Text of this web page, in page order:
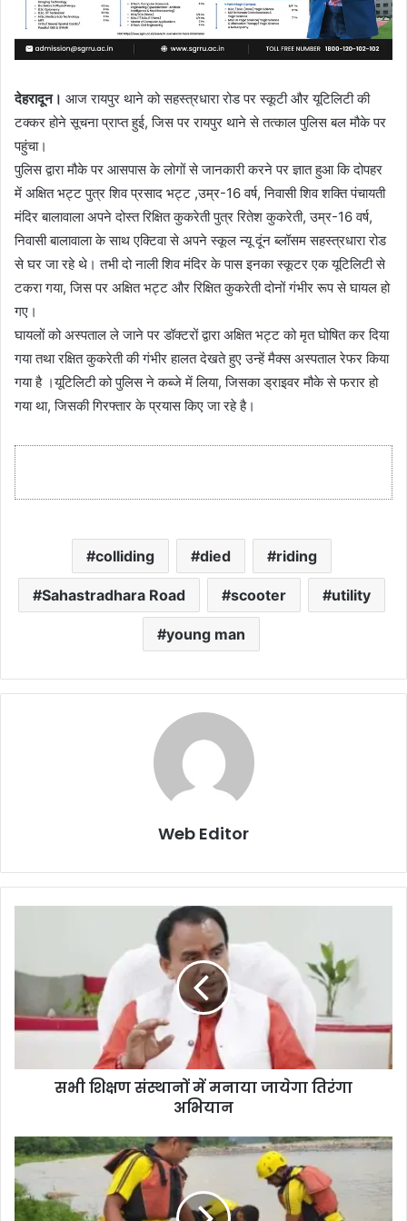
देहरादून। आज रायपुर थाने को सहस्त्रधारा रोड पर स्कूटी और यूटिलिटी की
टक्कर होने सूचना प्राप्त हुई, जिस पर रायपुर थाने से तत्काल पुलिस बल मौके पर
पहुंचा।
पुलिस द्वारा मौके पर आसपास के लोगों से जानकारी करने पर ज्ञात हुआ कि दोपहर
में अक्षित भट्ट पुत्र शिव प्रसाद भट्ट ,उम्र-16 वर्ष, निवासी शिव शक्ति पंचायती
मंदिर बालावाला अपने दोस्त रिक्षित कुकरेती पुत्र रितेश कुकरेती, उम्र-16 वर्ष,
निवासी बालावाला के साथ एक्टिवा से अपने स्कूल न्यू दूंन ब्लॉसम सहस्त्रधारा रोड
से घर जा रहे थे। तभी दो नाली शिव मंदिर के पास इनका स्कूटर एक यूटिलिटी से
टकरा गया, जिस पर अक्षित भट्ट और रिक्षित कुकरेती दोनों गंभीर रूप से घायल हो
गए।
घायलों को अस्पताल ले जाने पर डॉक्टरों द्वारा अक्षित भट्ट को मृत घोषित कर दिया
गया तथा रक्षित कुकरेती की गंभीर हालत देखते हुए उन्हें मैक्स अस्पताल रेफर किया
गया है ।यूटिलिटी को पुलिस ने कब्जे में लिया, जिसका ड्राइवर मौके से फरार हो
गया था, जिसकी गिरफ्तार के प्रयास किए जा रहे है।
colliding died riding
Sahastradhara Road scooter utility
young man
Web Editor
सभी शिक्षण संस्थानों में मनाया जायेगा तिरंगा
अभियान